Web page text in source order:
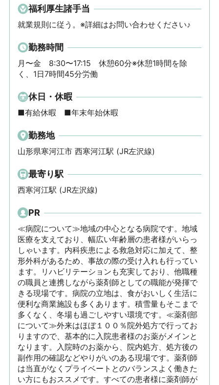
福利厚生諸手当
就業規則に従う。※詳細はお問い合わせください♪
勤務時間
月〜金　8:30〜17:15　休憩60分※休憩1時間を除
く、1日7時間45分労働
休日・休暇
■有給休暇　■年末年始休暇
勤務地
山形県寒河江市 西寒河江駅 (JR左沢線)
最寄り駅
西寒河江駅 (JR左沢線)
PR
≪病院について≫地域の中心となる病院です。地域
医療を支えており、幅広い年齢層の患者様がいらっ
しゃいます。内科疾患による救急対応に加えて、整
形外科があるため、事故の際の受け入れも行ってい
ます。リハビリテーションも充実しており、他職種
の職員と連携しながら薬剤師としての職能が発揮で
きる現場です。病院の立地は、食がおいしく生活に
便利な商業施設も多くあります。積雪量もそこまで
多くなく、冬場も過ごしやすい環境です。≪薬剤部
について≫外来はほぼ１００％院外処方で行ってお
りますので、基本的に入院患者様のお薬がメインと
なります。入院時のお薬から、院内処方、処方後の
副作用の確認などやりがいのある現場です。薬剤師
は当直がなくプライベートとのバランスよく働きた
い方にもおススメです。すべての患者様に薬剤師が